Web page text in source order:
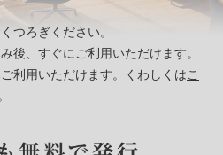
つろぎください。
後、すぐにご利用いただけます。
利用いただけます。くわしくはこ